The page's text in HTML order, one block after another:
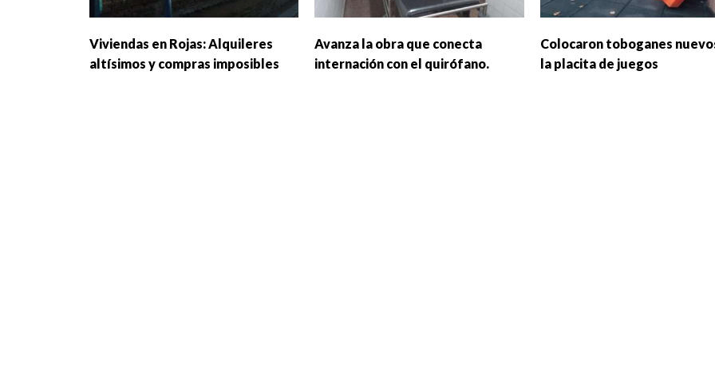
Viviendas en Rojas: Alquileres
altísimos y compras imposibles
Avanza la obra que conecta
internación con el quirófano.
Colocaron toboganes
la placita de juegos